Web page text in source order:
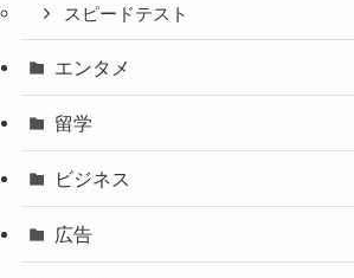
スピードテスト
エンタメ
留学
ビジネス
広告